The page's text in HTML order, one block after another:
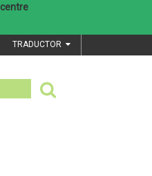
TRADUCTOR